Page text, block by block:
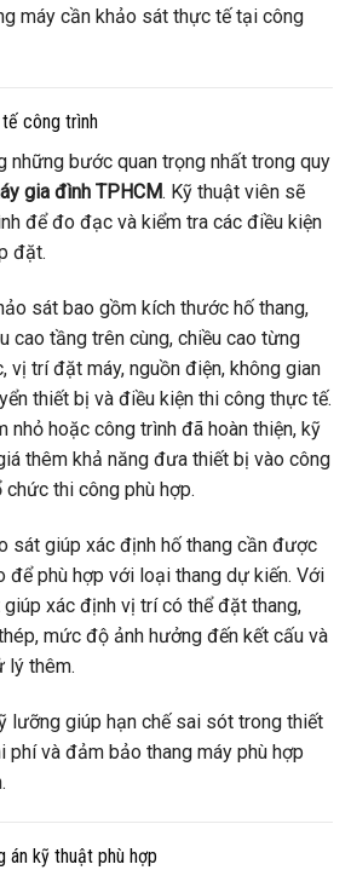
máy cần khảo sát thực tế tại công
công trình
những bước quan trọng nhất trong quy
gia đình TPHCM. Kỹ thuật viên sẽ
để đo đạc và kiểm tra các điều kiện
đặt.
sát bao gồm kích thước hố thang,
cao tầng trên cùng, chiều cao từng
vị trí đặt máy, nguồn điện, không gian
thiết bị và điều kiện thi công thực tế.
nhỏ hoặc công trình đã hoàn thiện, kỹ
thêm khả năng đưa thiết bị vào công
thi công phù hợp.
sát giúp xác định hố thang cần được
để phù hợp với loại thang dự kiến. Với
xác định vị trí có thể đặt thang,
mức độ ảnh hưởng đến kết cấu và
lý thêm.
lưỡng giúp hạn chế sai sót trong thiết
phí và đảm bảo thang máy phù hợp
án kỹ thuật phù hợp